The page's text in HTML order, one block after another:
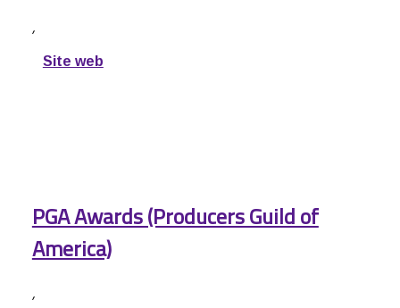
,
Site web
PGA Awards (Producers Guild of
America)
,